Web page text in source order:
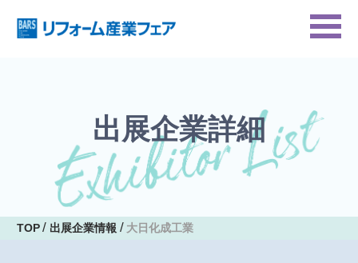
出展企業詳細
TOP 出展企業情報 大日化成工業